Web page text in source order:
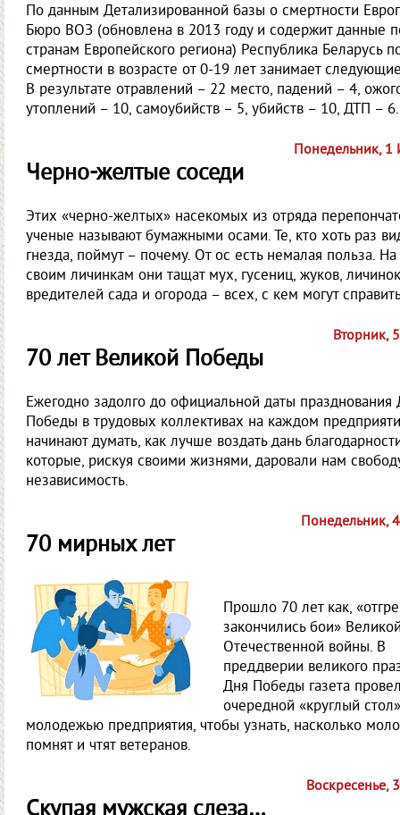
По данным Детализированной базы о смертности
Бюро ВОЗ (обновлена в 2013 году и содержит данные
странам Европейского региона) Республика Беларусь
смертности в возрасте от 0-19 лет занимает
В результате отравлений – 22 место, падений – 4,
утоплений – 10, самоубийств – 5, убийств – 10, ДТП – 6.
Понедельник,
Черно-желтые соседи
Этих «черно-желтых» насекомых из отряда
ученые называют бумажными осами. Те, кто хоть раз
гнезда, поймут – почему. От ос есть немалая польза.
своим личинкам они тащат мух, гусениц, жуков, личинок
вредителей сада и огорода – всех, с кем могут
Вторник,
70 лет Великой Победы
Ежегодно задолго до официальной даты празднования
Победы в трудовых коллективах на каждом
начинают думать, как лучше воздать дань
которые, рискуя своими жизнями, даровали нам
независимость.
Понедельник,
70 мирных лет
Прошло 70 лет как,
закончились бои»
Отечественной войны. В
преддверии великого
Дня Победы газета
очередной «круглый
молодежью предприятия, чтобы узнать, насколько
помнят и чтят ветеранов.
Воскресенье,